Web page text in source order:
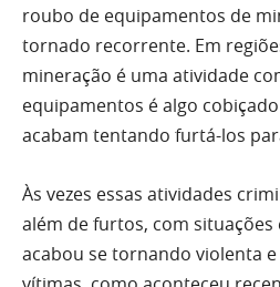
roubo de equipamentos de
tornado recorrente. Em
mineração é uma atividade
equipamentos é algo
acabam tentando furtá-los
Às vezes essas atividades
além de furtos, com situações
acabou se tornando violenta